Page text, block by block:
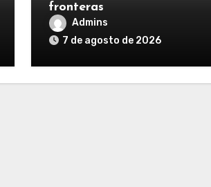
fronteras
Admins
7 de agosto de 2026